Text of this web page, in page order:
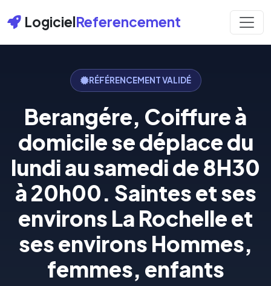
LogicielReferencement
RÉFÉRENCEMENT VALIDÉ
Berangére, Coiffure à
domicile se déplace du
lundi au samedi de 8H30
à 20h00. Saintes et ses
environs La Rochelle et
ses environs Hommes,
femmes, enfants